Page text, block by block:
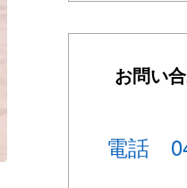
お問い
電話